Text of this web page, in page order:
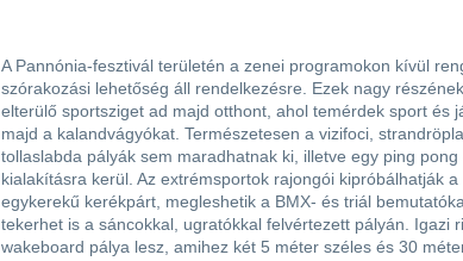
A Pannónia-fesztivál területén a zenei programokon kívül
szórakozási lehetőség áll rendelkezésre. Ezek nagy
elterülő sportsziget ad majd otthont, ahol temérdek sport és
majd a kalandvágyókat. Természetesen a vizifoci,
tollaslabda pályák sem maradhatnak ki, illetve egy ping
kialakításra kerül. Az extrémsportok rajongói kipróbálhatják
egykerekű kerékpárt, megleshetik a BMX- és triál
tekerhet is a sáncokkal, ugratókkal felvértezett pályán. Igazi
wakeboard pálya lesz, amihez két 5 méter széles és 30